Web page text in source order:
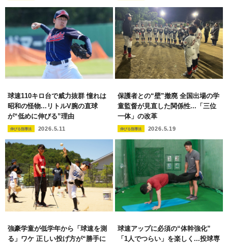
球速110キロ台で威力抜群 憧れは
昭和の怪物...リトルV腕の直球
が“低めに伸びる”理由
伸びる指導法 2026.5.11
保護者との“壁”撤廃 全国出場の学
童監督が見直した関係性...「三位
一体」の改革
伸びる指導法 2026.5.19
強豪学童が低学年から「球速を測
る」ワケ 正しい投げ方が“勝手に
球速アップに必須の“体幹強化”
「1人でつらい」を楽しく...投球専